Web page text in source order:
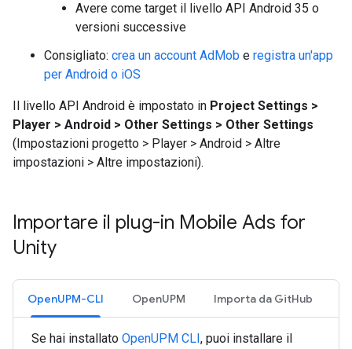
Avere come target il livello API Android 35 o
versioni successive
Consigliato: crea un account AdMob e registra un'app
per Android o iOS
Il livello API Android è impostato in Project Settings >
Player > Android > Other Settings > Other Settings
(Impostazioni progetto > Player > Android > Altre
impostazioni > Altre impostazioni).
Importare il plug-in Mobile Ads for
Unity
OpenUPM-CLI OpenUPM Importa da GitHub
Se hai installato OpenUPM CLI, puoi installare il